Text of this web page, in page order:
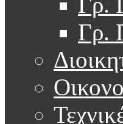
Γρ.